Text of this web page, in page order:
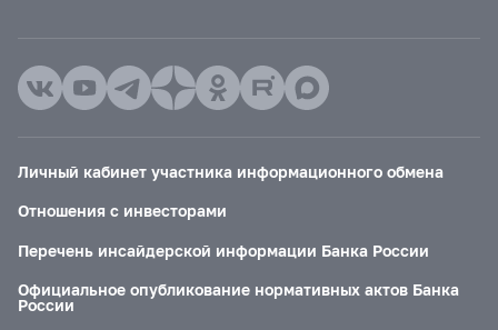
Личный кабинет участника информационного обмена
Отношения с инвесторами
Перечень инсайдерской информации Банка России
Официальное опубликование нормативных актов Банка
России